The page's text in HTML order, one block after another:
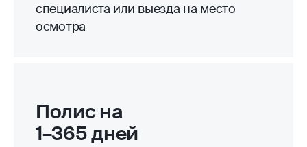
специалиста или выезда на место
осмотра
Полис на
1–365 дней